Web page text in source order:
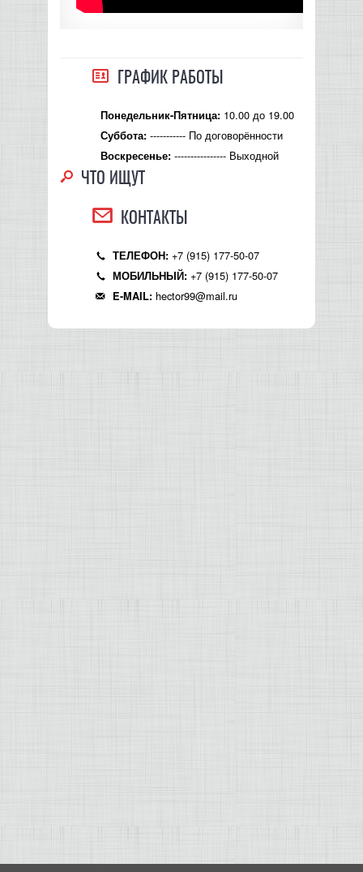
ГРАФИК РАБОТЫ
Понедельник-Пятница: 10.00 до 19.00
Суббота: ----------- По договорённости
Воскресенье: ---------------- Выходной
ЧТО ИЩУТ
КОНТАКТЫ
ТЕЛЕФОН: +7 (915) 177-50-07
МОБИЛЬНЫЙ: +7 (915) 177-50-07
E-MAIL: hector99@mail.ru